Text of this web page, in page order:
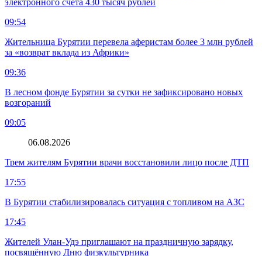
09:54
Жительница Бурятии перевела аферистам более 3 млн рублей
за «возврат вклада из Африки»
09:36
В лесном фонде Бурятии за сутки не зафиксировано новых
возгораний
09:05
06.08.2026
Трем жителям Бурятии врачи восстановили лицо после ДТП
17:55
В Бурятии стабилизировалась ситуация с топливом на АЗС
17:45
Жителей Улан-Удэ приглашают на праздничную зарядку,
посвящённую Дню физкультурника